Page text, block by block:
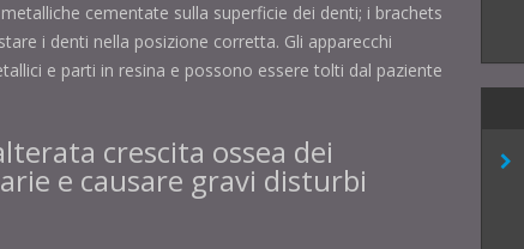
cementate sulla superficie dei denti; i brachets
i denti nella posizione corretta. Gli apparecchi
e parti in resina e possono essere tolti dal paziente
crescita ossea dei
e causare gravi disturbi